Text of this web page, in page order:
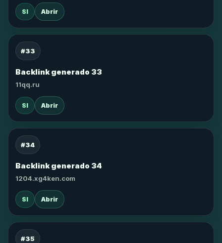
SI Abrir
#33
Backlink generado 33
11qq.ru
SI Abrir
#34
Backlink generado 34
1204.xg4ken.com
SI Abrir
#35